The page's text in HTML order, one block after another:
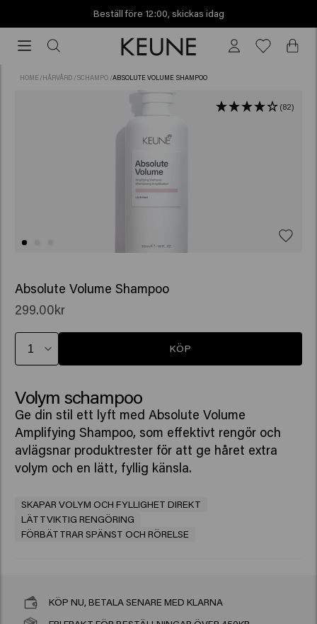
Beställ före 12:00, skickas idag
före
12:00,
HOME /HÅRVÅRD /SCHAMPO /ABSOLUTE VOLUME SHAMPOO
(82)
Absolute Volume Shampoo
299.00kr
KÖP
Volym schampoo
Ge din stil ett lyft med Absolute Volume
Amplifying Shampoo, som effektivt rengör och
avlägsnar produktrester för att ge håret extra
volym och en lätt, fyllig känsla.
SKAPAR VOLYM OCH FYLLIGHET DIREKT
LÄTTVIKTIG RENGÖRING
FÖRBÄTTRAR SPÄNST OCH RÖRELSE
KÖP NU, BETALA SENARE MED KLARNA